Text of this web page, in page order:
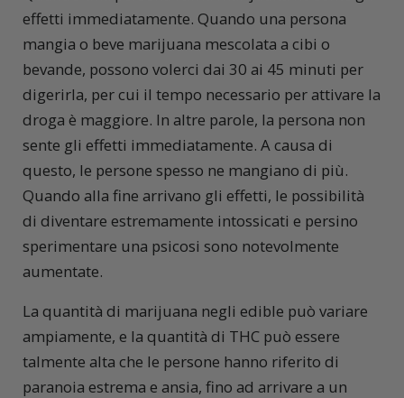
effetti immediatamente. Quando una persona
mangia o beve marijuana mescolata a cibi o
bevande, possono volerci dai 30 ai 45 minuti per
digerirla, per cui il tempo necessario per attivare la
droga è maggiore. In altre parole, la persona non
sente gli effetti immediatamente. A causa di
questo, le persone spesso ne mangiano di più.
Quando alla fine arrivano gli effetti, le possibilità
di diventare estremamente intossicati e persino
sperimentare una psicosi sono notevolmente
aumentate.
La quantità di marijuana negli edible può variare
ampiamente, e la quantità di THC può essere
talmente alta che le persone hanno riferito di
paranoia estrema e ansia, fino ad arrivare a un